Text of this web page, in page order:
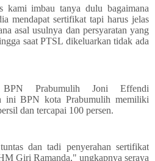
kami imbau tanya dulu bagaimana
mendapat sertifikat tapi harus jelas
asal usulnya dan persyaratan yang
saat PTSL dikeluarkan tidak ada
Prabumulih Joni Effendi
ini BPN kota Prabumulih memiliki
dan tercapai 100 persen.
dan tadi penyerahan sertifikat
Giri Ramanda," ungkapnya seraya